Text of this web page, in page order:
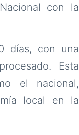
con la
días, con una
Esta
el nacional,
local en la